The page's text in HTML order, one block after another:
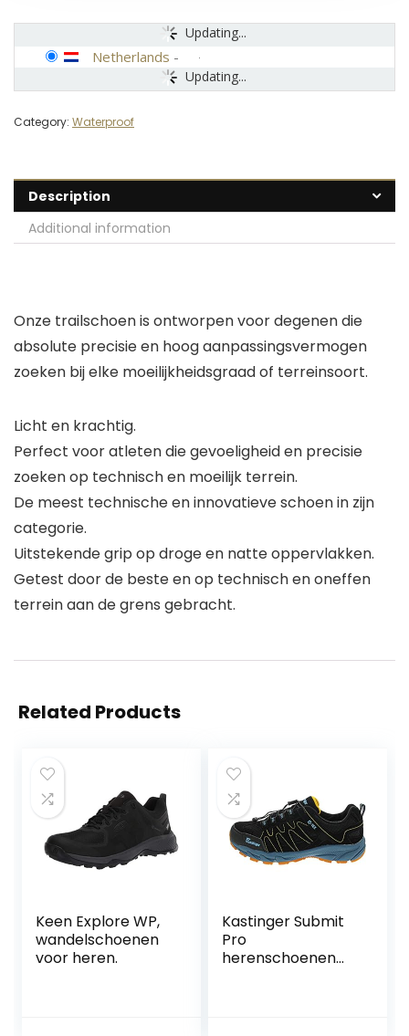
Updating...
Updating...
Netherlands -
Category: Waterproof
Description
Additional information
Onze trailschoen is ontworpen voor degenen die
absolute precisie en hoog aanpassingsvermogen
zoeken bij elke moeilijkheidsgraad of terreinsoort.
Licht en krachtig.
Perfect voor atleten die gevoeligheid en precisie
zoeken op technisch en moeilijk terrein.
De meest technische en innovatieve schoen in zijn
categorie.
Uitstekende grip op droge en natte oppervlakken.
Getest door de beste en op technisch en oneffen
terrein aan de grens gebracht.
Related Products
Keen Explore WP,
wandelschoenen
voor heren.
Kastinger Submit
Pro
herenschoenen